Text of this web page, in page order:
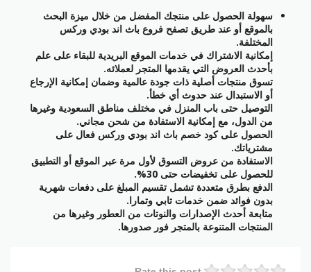
سهولة الحصول على منتجك المفضل من خلال ميزة البحث
بالموقع أو عند طريق تصفح فروع باث اند بودي وركس
المختلفة.
إمكانية الاشتراك في خدمات الموقع البريدية للبقاء على علم
بأحدث العروض التي يقدمها المتجر لعملائه.
تسوق منتجات أصلية ذات جودة عالمية وضمان إمكانية الإرجاع
أو الاستبدال عند حدوث أي خطأ.
التوصيل حتى باب المنزل في مختلف مناطق السعودية وغيرها
من الدول، مع إمكانية الاستفادة من شحن مجاني.
الحصول على كود خصم باث اند بودي وركس فعال على
مشترياتك.
الاستفادة من عروض التسوق لأول مرة عبر الموقع أو التطبيق
للحصول على تخفيضات حتى 30%.
الدفع بطرق متعددة تشمل تقسيم المبلغ على دفعات شهرية
بدون فوائد ضمن خدمات تابي وتمارا.
متابعة أحدث الإصدارات والنوتات من العطور وغيرها من
المنتجات المتنوعة بالمتجر فور صدورها.